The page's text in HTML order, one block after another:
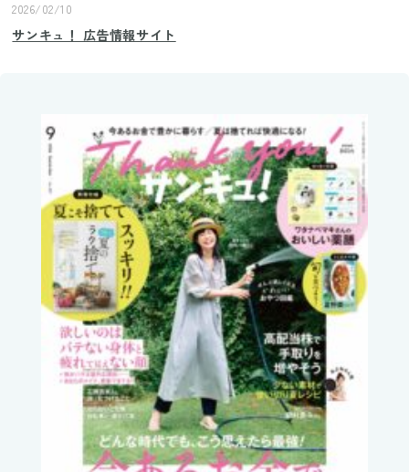
2026/02/10
サンキュ！ 広告情報サイト